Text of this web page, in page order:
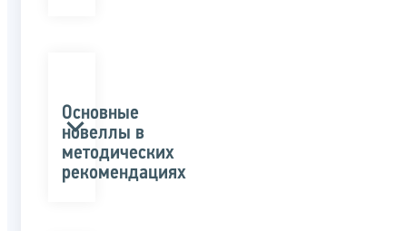
Основные
новеллы в
методических
рекомендациях